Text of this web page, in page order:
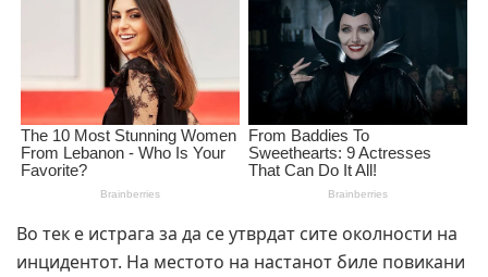
Во тек е истрага за да се утврдат сите околности на
инцидентот. На местото на настанот биле повикани